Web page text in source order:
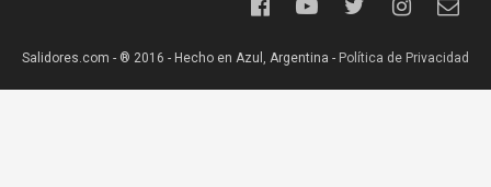
Salidores.com - ® 2016 - Hecho en Azul, Argentina - Política de Privacidad